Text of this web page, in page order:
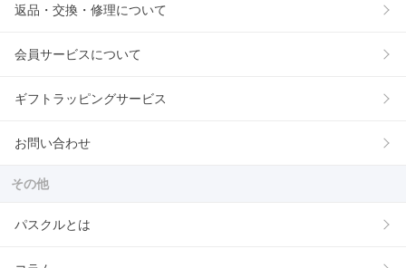
返品・交換・修理について
会員サービスについて
ギフトラッピングサービス
お問い合わせ
その他
パスクルとは